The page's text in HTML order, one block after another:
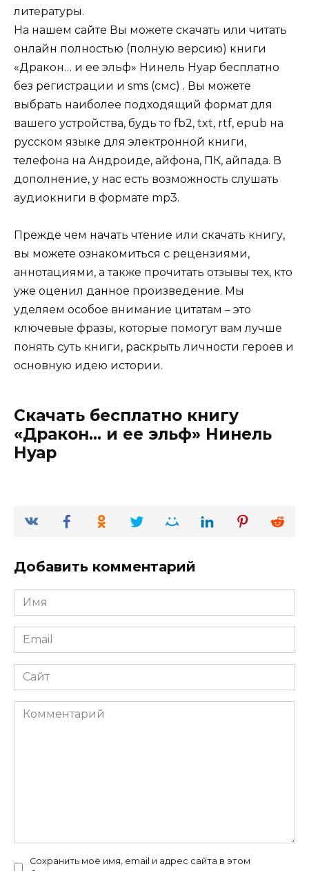
литературы.
На нашем сайте Вы можете скачать или читать
онлайн полностью (полную версию) книги
«Дракон… и ее эльф» Нинель Нуар бесплатно
без регистрации и sms (смс) . Вы можете
выбрать наиболее подходящий формат для
вашего устройства, будь то fb2, txt, rtf, epub на
русском языке для электронной книги,
телефона на Андроиде, айфона, ПК, айпада. В
дополнение, у нас есть возможность слушать
аудиокниги в формате mp3.
Прежде чем начать чтение или скачать книгу,
вы можете ознакомиться с рецензиями,
аннотациями, а также прочитать отзывы тех, кто
уже оценил данное произведение. Мы
уделяем особое внимание цитатам – это
ключевые фразы, которые помогут вам лучше
понять суть книги, раскрыть личности героев и
основную идею истории.
Скачать бесплатно книгу
«Дракон… и ее эльф» Нинель
Нуар
Добавить комментарий
Имя
*
Email
*
Сайт
Комментарий
Сохранить моё имя, email и адрес сайта в этом